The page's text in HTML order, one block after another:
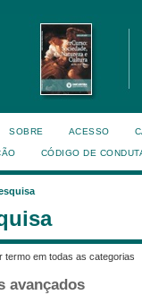
SOBRE ACESSO
CÓDIGO DE
termo em todas as categorias
avançados